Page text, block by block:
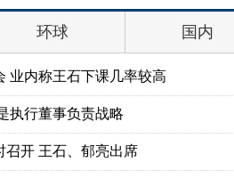
环球 国内
业内称王石下课几率较高
执行董事负责战略
召开 王石、郁亮出席